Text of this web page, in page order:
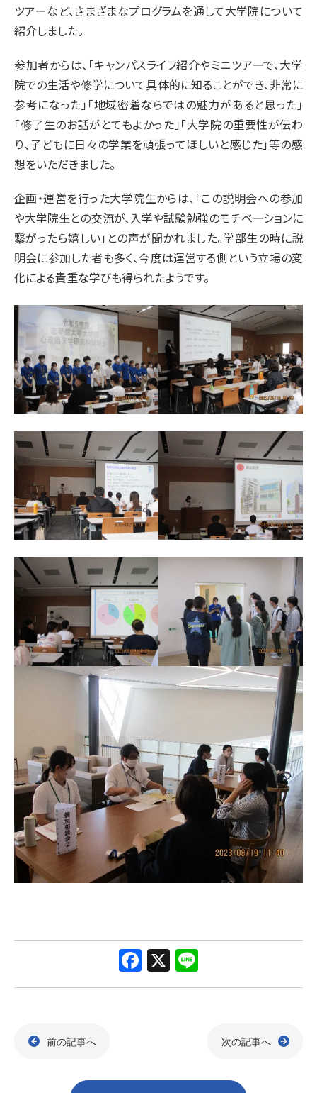
ツアーなど、さまざまなプログラムを通して大学院について
紹介しました。
参加者からは、「キャンパスライフ紹介やミニツアーで、大学
院での生活や修学について具体的に知ることができ、非常に
参考になった」「地域密着ならではの魅力があると思った」
「修了生のお話がとてもよかった」「大学院の重要性が伝わ
り、子どもに日々の学業を頑張ってほしいと感じた」等の感
想をいただきました。
企画・運営を行った大学院生からは、「この説明会への参加
や大学院生との交流が、入学や試験勉強のモチベーションに
繋がったら嬉しい」との声が聞かれました。学部生の時に説
明会に参加した者も多く、今度は運営する側という立場の変
化による貴重な学びも得られたようです。
F
a
o
X
n
前の記事へ 次の記事へ